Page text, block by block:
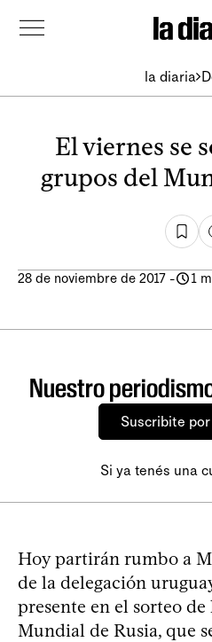
la diaria
El viernes se
grupos del
28 de noviembre de 2017 - 1
Nuestro
Suscribite
Si ya tenés una
Hoy partirán rumbo a
de la delegación
presente en el sorteo
Mundial de Rusia, que